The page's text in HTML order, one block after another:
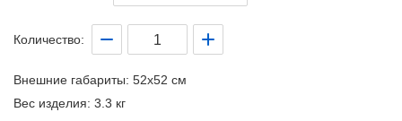
Количество:
Внешние габариты: 52x52 см
Вес изделия: 3.3 кг